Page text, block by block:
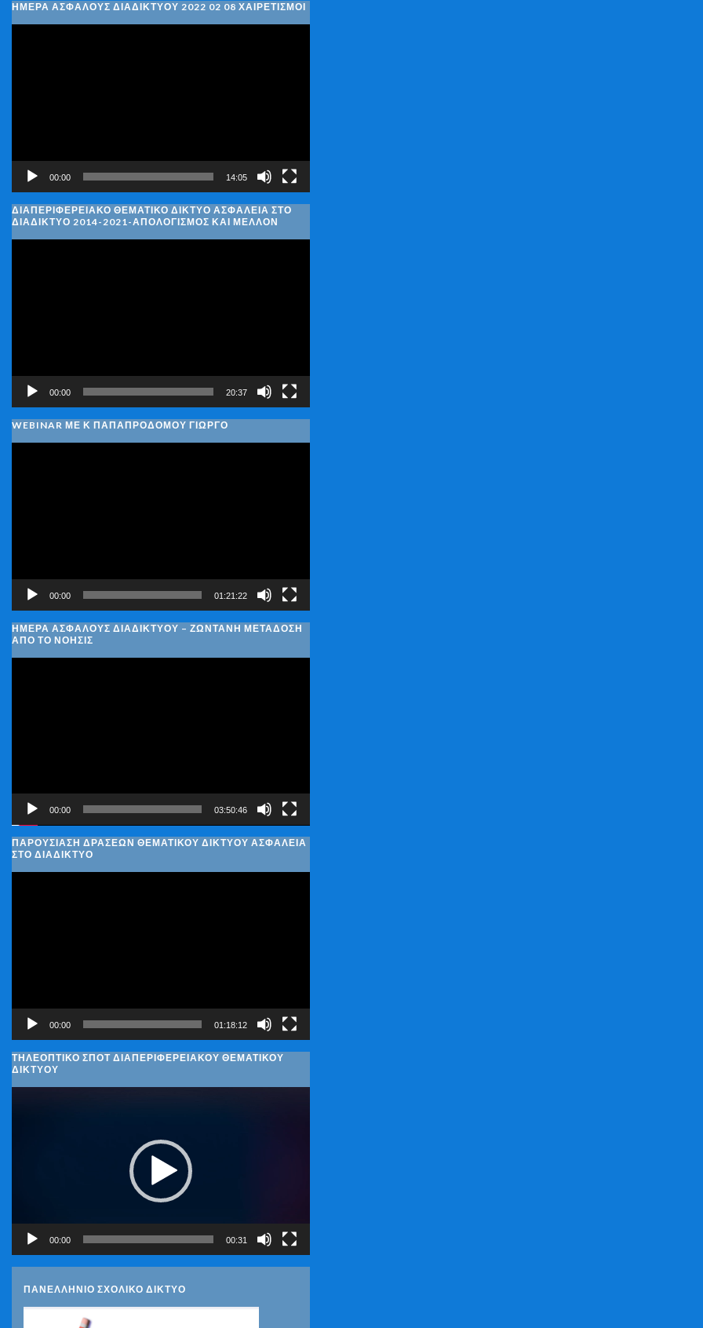
ΗΜΈΡΑ ΑΣΦΑΛΟΎΣ ΔΙΑΔΙΚΤΎΟΥ 2022 02 08 ΧΑΙΡΕΤΙΣΜΟΊ
00:00 14:05
ΔΙΑΠΕΡΙΦΕΡΕΙΑΚΌ ΘΕΜΑΤΙΚΌ ΔΊΚΤΥΟ ΑΣΦΆΛΕΙΑ ΣΤΟ
ΔΙΑΔΊΚΤΥΟ 2014-2021-ΑΠΟΛΟΓΙΣΜΌΣ ΚΑΙ ΜΈΛΛΟΝ
00:00 20:37
WEBINAR ΜΕ Κ ΠΑΠΑΠΡΟΔΌΜΟΥ ΓΙΏΡΓΟ
00:00 01:21:22
ΗΜΈΡΑ ΑΣΦΑΛΟΎΣ ΔΙΑΔΙΚΤΎΟΥ – ΖΩΝΤΑΝΉ ΜΕΤΆΔΟΣΗ
ΑΠΌ ΤΟ ΝΟΗΣΙΣ
00:00 03:50:46
ΠΑΡΟΥΣΊΑΣΗ ΔΡΆΣΕΩΝ ΘΕΜΑΤΙΚΟΎ ΔΙΚΤΎΟΥ ΑΣΦΆΛΕΙΑ
ΣΤΟ ΔΙΑΔΊΚΤΥΟ
00:00 01:18:12
ΤΗΛΕΟΠΤΙΚΟ ΣΠΟΤ ΔΙΑΠΕΡΙΦΕΡΕΙΑΚΟΥ ΘΕΜΑΤΙΚΟΥ
ΔΙΚΤΥΟΥ
00:00 00:31
ΠΑΝΕΛΛΗΝΙΟ ΣΧΟΛΙΚΟ ΔΙΚΤΥΟ